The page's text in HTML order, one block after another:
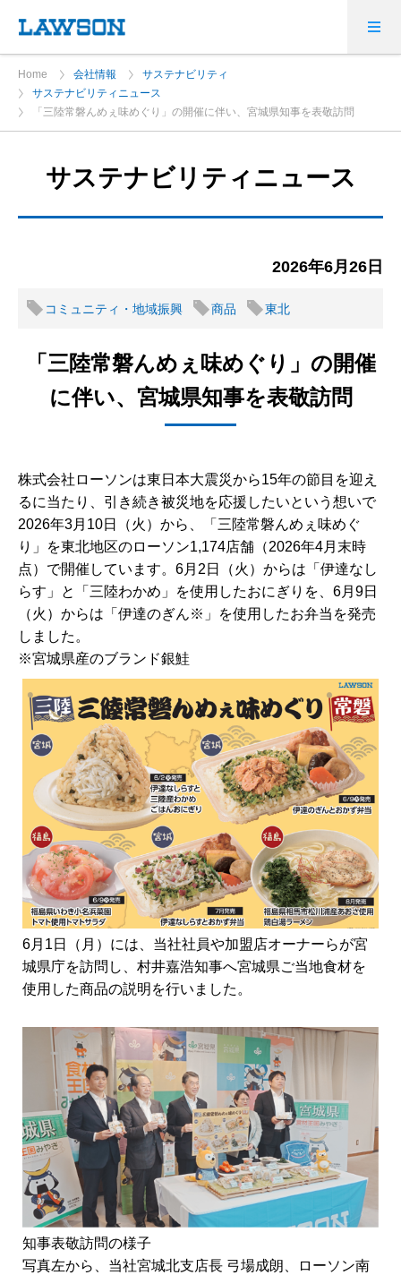
Home 会社情報
サステナビリティ
サステナビリティニュース
「三陸常磐んめぇ味めぐり」の開催に伴い、宮城県知事を表敬訪問
サステナビリティニュース
2026年6月26日
コミュニティ・地域振興 商品 東北
「三陸常磐んめぇ味めぐり」の開催
に伴い、宮城県知事を表敬訪問
株式会社ローソンは東日本大震災から15年の節目を迎え
るに当たり、引き続き被災地を応援したいという想いで
2026年3月10日（火）から、「三陸常磐んめぇ味めぐ
り」を東北地区のローソン1,174店舗（2026年4月末時
点）で開催しています。6月2日（火）からは「伊達なし
らす」と「三陸わかめ」を使用したおにぎりを、6月9日
（火）からは「伊達のぎん※」を使用したお弁当を発売
しました。
※宮城県産のブランド銀鮭
6月1日（月）には、当社社員や加盟店オーナーらが宮
城県庁を訪問し、村井嘉浩知事へ宮城県ご当地食材を
使用した商品の説明を行いました。
知事表敬訪問の様子
写真左から、当社宮城北支店長 弓場成朗、ローソン南